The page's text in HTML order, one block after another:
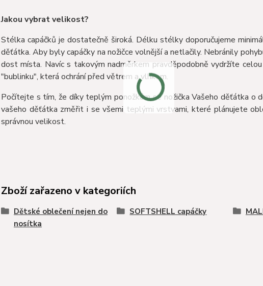
Jakou vybrat velikost?
Stélka capáčků je dostatečně široká. Délku stélky doporučujeme
děťátka. Aby byly capáčky na nožičce volnější a netlačily. Nebránily
dost místa. Navíc s takovým nadměrkem pravděpodobně vydržíte
"bublinku", která ochrání před větrem a vlhkem.
Počítejte s tím, že díky teplým ponožkám se nožička Vašeho děťátka
vašeho děťátka změřit i se všemi teplými vrstvami, které plánujete
správnou velikost.
Zboží zařazeno v kategoriích
Dětské oblečení nejen do
nosítka
SOFTSHELL capáčky